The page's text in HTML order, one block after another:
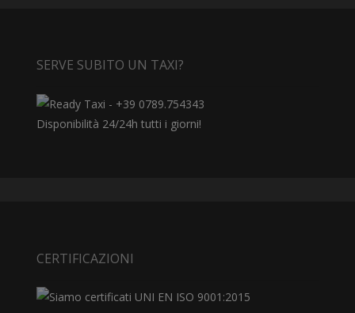
SERVE SUBITO UN TAXI?
Disponibilità 24/24h tutti i giorni!
CERTIFICAZIONI